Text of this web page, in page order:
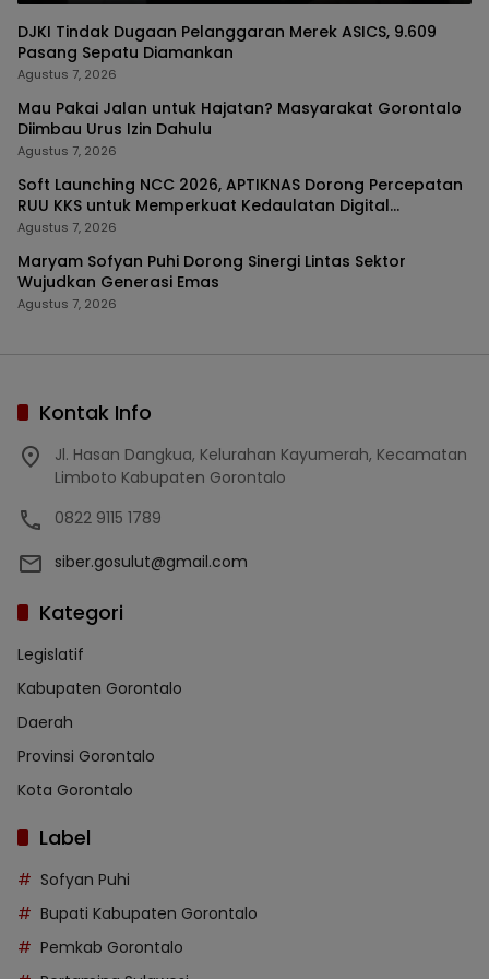
DJKI Tindak Dugaan Pelanggaran Merek ASICS, 9.609
Pasang Sepatu Diamankan
Agustus 7, 2026
Mau Pakai Jalan untuk Hajatan? Masyarakat Gorontalo
Diimbau Urus Izin Dahulu
Agustus 7, 2026
Soft Launching NCC 2026, APTIKNAS Dorong Percepatan
RUU KKS untuk Memperkuat Kedaulatan Digital
Indonesia
Agustus 7, 2026
Maryam Sofyan Puhi Dorong Sinergi Lintas Sektor
Wujudkan Generasi Emas
Agustus 7, 2026
Kontak Info
Jl. Hasan Dangkua, Kelurahan Kayumerah, Kecamatan
Limboto Kabupaten Gorontalo
0822 9115 1789
siber.gosulut@gmail.com
Kategori
Legislatif
Kabupaten Gorontalo
Daerah
Provinsi Gorontalo
Kota Gorontalo
Label
Sofyan Puhi
Bupati Kabupaten Gorontalo
Pemkab Gorontalo